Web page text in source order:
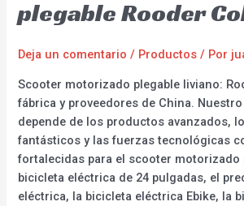
plegable Rooder
Deja un comentario / Productos / Por
Scooter motorizado plegable liviano:
fábrica y proveedores de China.
depende de los productos avanzados,
fantásticos y las fuerzas tecnológicas
fortalecidas para el scooter motorizado
bicicleta eléctrica de 24 pulgadas, el
eléctrica, la bicicleta eléctrica Ebike, la